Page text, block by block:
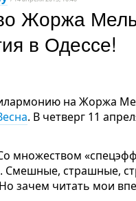
Жоржа
в Одессе!
на Жоржа
. В четверг 11
множеством
страшные,
Но зачем читать мои